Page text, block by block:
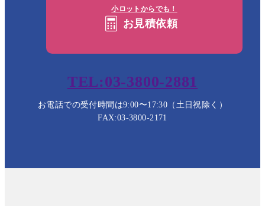
小ロットからでも！
お見積依頼
TEL:03-3800-2881
お電話での受付時間は9:00〜17:30（土日祝除く）
FAX:03-3800-2171